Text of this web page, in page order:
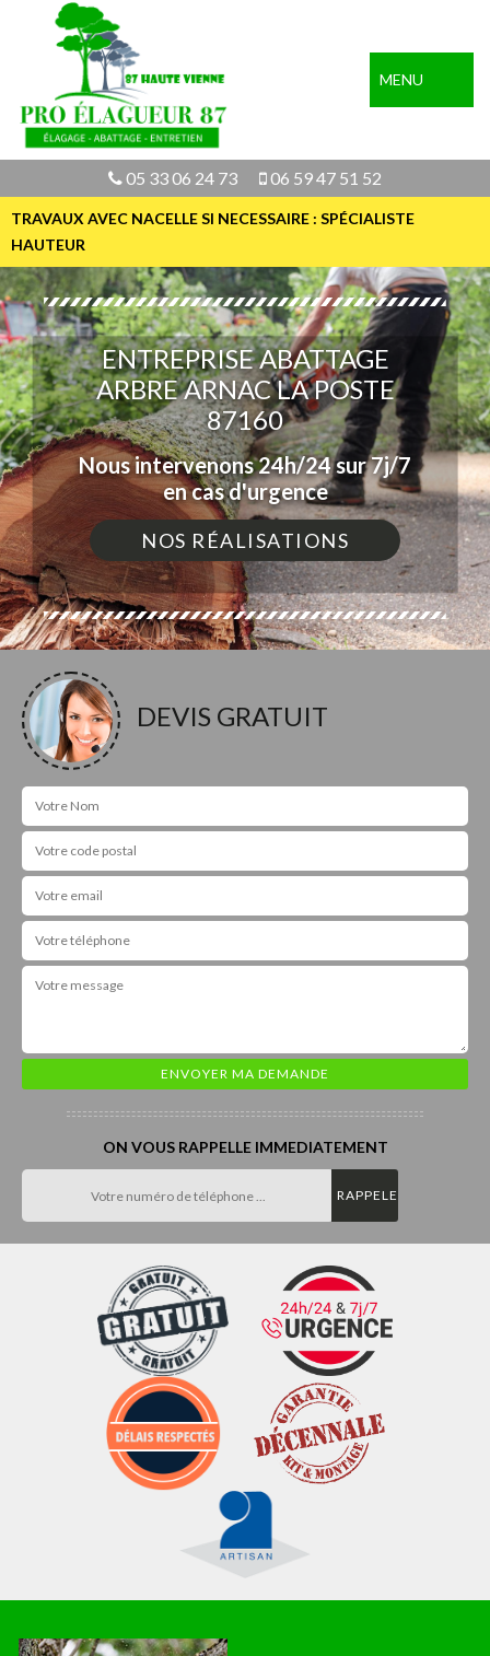
MENU
05 33 06 24 73 06 59 47 51 52
TRAVAUX AVEC NACELLE SI NECESSAIRE : SPÉCIALISTE
HAUTEUR
ENTREPRISE ABATTAGE
ARBRE ARNAC LA POSTE
87160
Nous intervenons 24h/24 sur 7j/7
en cas d'urgence
NOS RÉALISATIONS
DEVIS GRATUIT
ON VOUS RAPPELLE IMMEDIATEMENT